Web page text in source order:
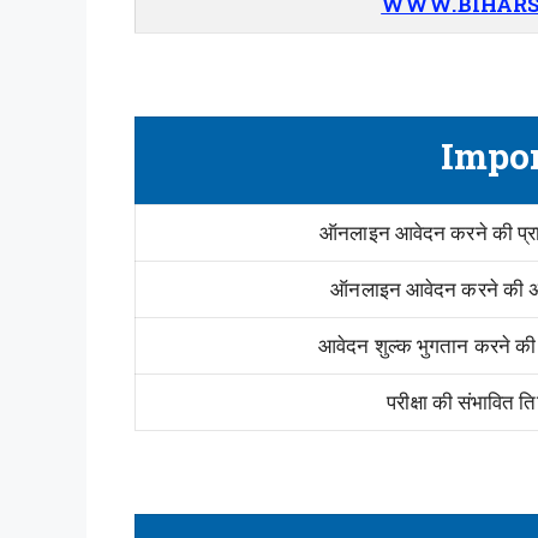
ऑनलाइन आवेदन करने की
ऑनलाइन आवेदन करने की
आवेदन शुल्क भुगतान करने की
परीक्षा की संभावित